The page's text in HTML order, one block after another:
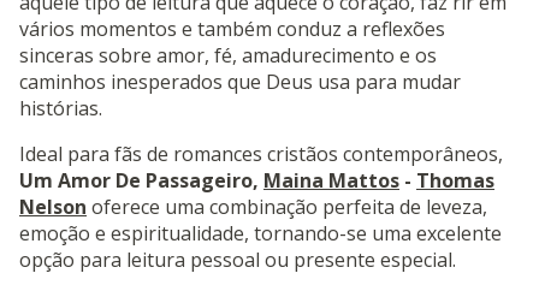
vários momentos e também conduz a reflexões
sinceras sobre amor, fé, amadurecimento e os
caminhos inesperados que Deus usa para mudar
histórias.
Ideal para fãs de romances cristãos contemporâneos,
Um Amor De Passageiro, Maina Mattos - Thomas
Nelson oferece uma combinação perfeita de leveza,
emoção e espiritualidade, tornando-se uma excelente
opção para leitura pessoal ou presente especial.